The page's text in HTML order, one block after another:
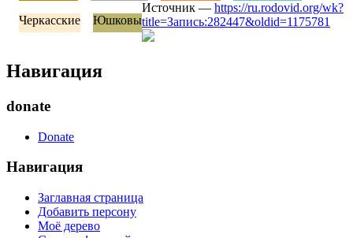
Черкасские Юшковы
Источник — https://ru.rodovid.org/wk?
title=Запись:282447&oldid=1175781
Навигация
donate
Donate
Навигация
Заглавная страница
Добавить персону
Моё дерево